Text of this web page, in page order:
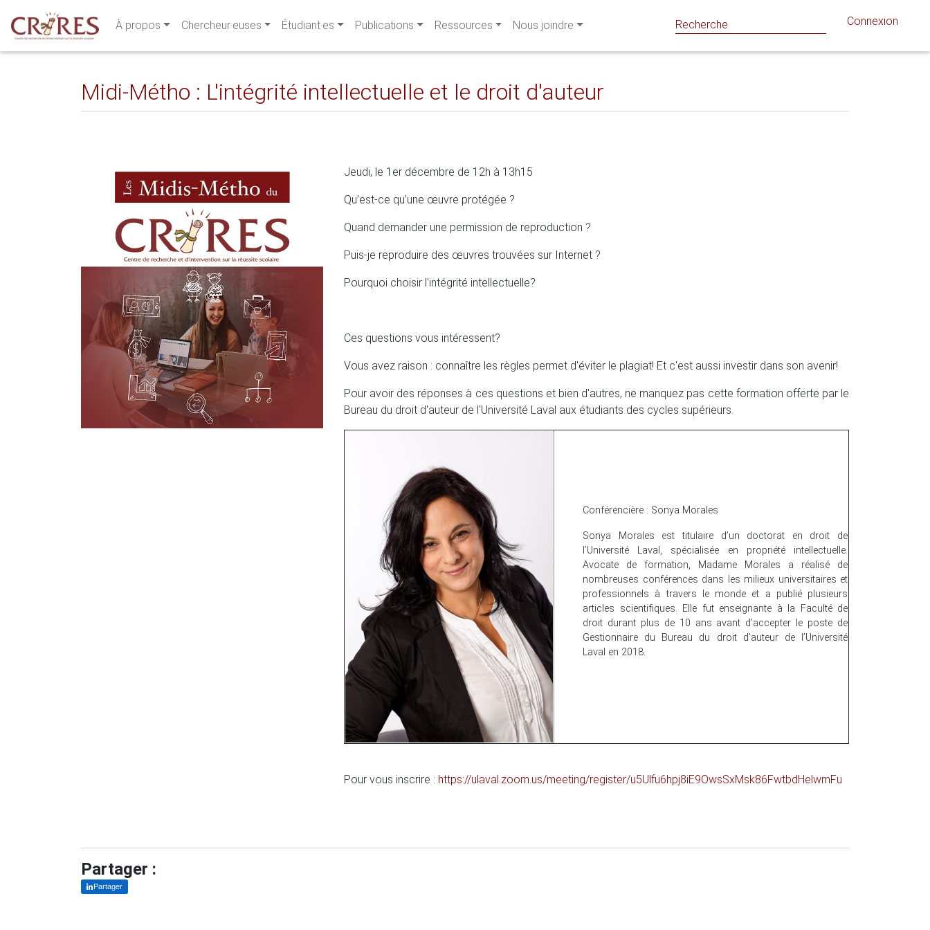
À propos Chercheur·euses Étudiant·es Publications Ressources Nous joindre Connexion
Midi-Métho : L'intégrité intellectuelle et le droit d'auteur
Jeudi, le 1er décembre de 12h à 13h15
Qu’est-ce qu’une œuvre protégée ?
Quand demander une permission de reproduction ?
Puis-je reproduire des œuvres trouvées sur Internet ?
Pourquoi choisir l'intégrité intellectuelle?
Ces questions vous intéressent?
Vous avez raison : connaître les règles permet d'éviter le plagiat! Et c'est aussi investir dans son avenir!
Pour avoir des réponses à ces questions et bien d'autres, ne manquez pas cette formation offerte par le
Bureau du droit d'auteur de l'Université Laval aux étudiants des cycles supérieurs.
Conférencière : Sonya Morales
Sonya Morales est titulaire d’un doctorat en droit de
l’Université Laval, spécialisée en propriété intellectuelle.
Avocate de formation, Madame Morales a réalisé de
nombreuses conférences dans les milieux universitaires et
professionnels à travers le monde et a publié plusieurs
articles scientifiques. Elle fut enseignante à la Faculté de
droit durant plus de 10 ans avant d’accepter le poste de
Gestionnaire du Bureau du droit d’auteur de l’Université
Laval en 2018.
Pour vous inscrire : https://ulaval.zoom.us/meeting/register/u5Ulfu6hpj8iE9OwsSxMsk86FwtbdHelwmFu
Partager :
Partager